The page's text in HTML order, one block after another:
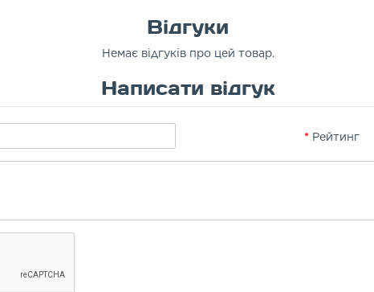
Відгуки
Немає відгуків про цей товар.
Написати відгук
Рейтинг